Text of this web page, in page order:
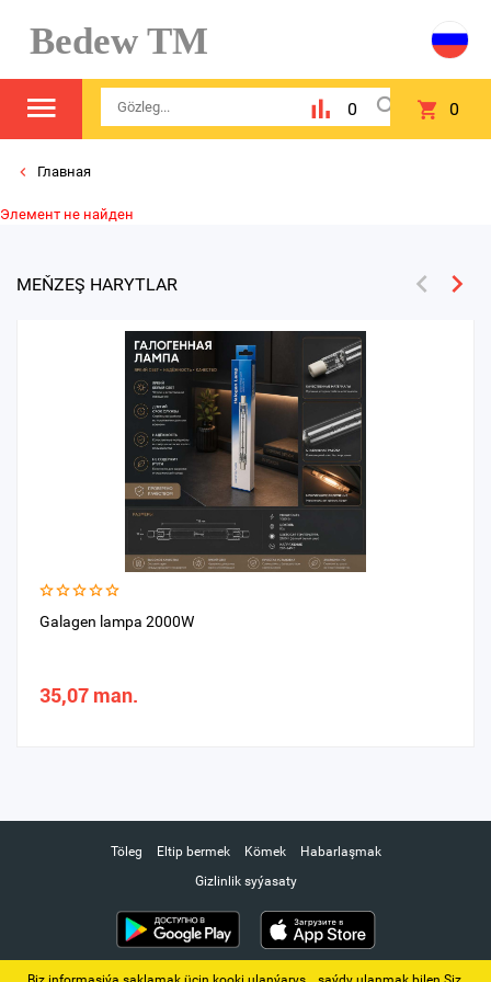
Bedew TM
0 0
Главная
Элемент не найден
MEŇZEŞ HARYTLAR
Galagen lampa 2000W
35,07 man.
Töleg Eltip bermek Kömek
Habarlaşmak
Gizlinlik syýasaty